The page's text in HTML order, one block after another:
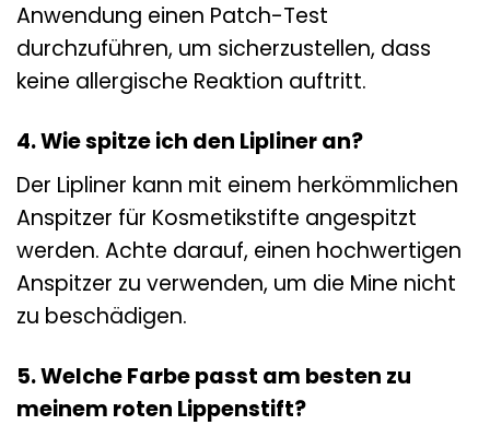
Anwendung einen Patch-Test
durchzuführen, um sicherzustellen, dass
keine allergische Reaktion auftritt.
4. Wie spitze ich den Lipliner an?
Der Lipliner kann mit einem herkömmlichen
Anspitzer für Kosmetikstifte angespitzt
werden. Achte darauf, einen hochwertigen
Anspitzer zu verwenden, um die Mine nicht
zu beschädigen.
5. Welche Farbe passt am besten zu
meinem roten Lippenstift?